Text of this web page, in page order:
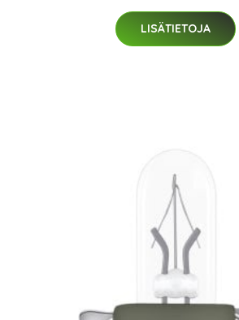
LISÄTIETOJA